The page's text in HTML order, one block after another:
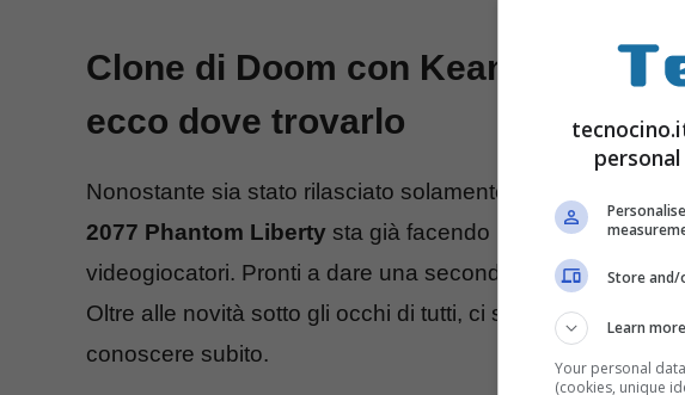
Clone di Doom con Keanu Reeves
ecco dove trovarlo
Nonostante sia stato rilasciato solamente pochi giorni fa,
2077 Phantom Liberty sta già facendo parecchio parlare
videogiocatori. Pronti a dare una seconda chance al tanto
Oltre alle novità sotto gli occhi di tutti, ci sono alcune
conoscere subito.
Store and/
Learn more
Your personal
(cookies, unique